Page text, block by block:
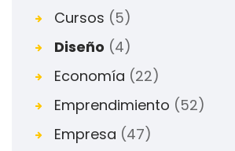
Cursos (5)
Diseño (4)
Economía (22)
Emprendimiento (52)
Empresa (47)